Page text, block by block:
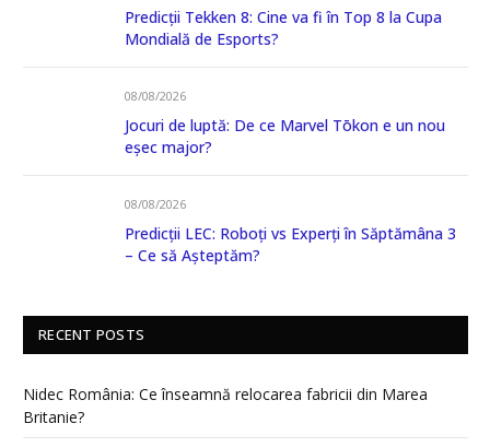
Predicții Tekken 8: Cine va fi în Top 8 la Cupa
Mondială de Esports?
08/08/2026
Jocuri de luptă: De ce Marvel Tōkon e un nou
eșec major?
08/08/2026
Predicții LEC: Roboți vs Experți în Săptămâna 3
– Ce să Așteptăm?
RECENT POSTS
Nidec România: Ce înseamnă relocarea fabricii din Marea
Britanie?